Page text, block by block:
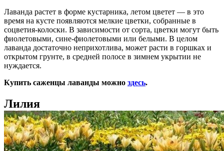
Лаванда растет в форме кустарника, летом цветет — в это
время на кусте появляются мелкие цветки, собранные в
соцветия-колоски. В зависимости от сорта, цветки могут быть
фиолетовыми, сине-фиолетовыми или белыми. В целом
лаванда достаточно неприхотлива, может расти в горшках и
открытом грунте, в средней полосе в зимнем укрытии не
нуждается.
Купить саженцы лаванды можно здесь.
Лилия